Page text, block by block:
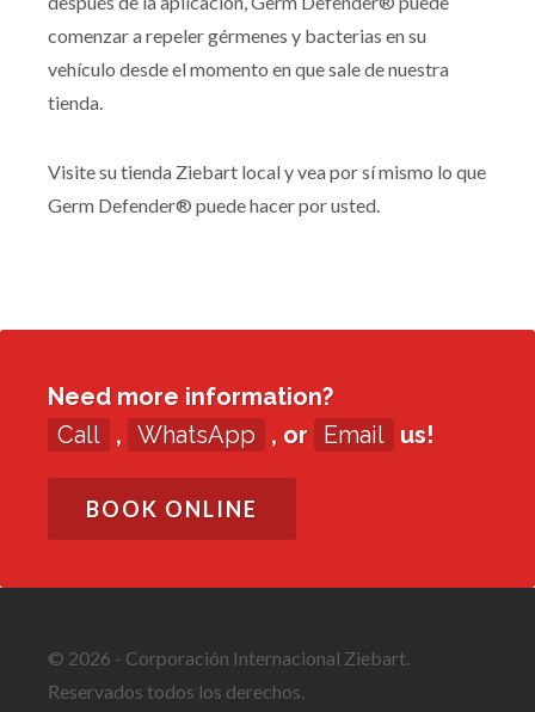
comenzar a repeler gérmenes y bacterias en su
vehículo desde el momento en que sale de nuestra
tienda.
Visite su tienda Ziebart local y vea por sí mismo lo que
Germ Defender® puede hacer por usted.
Need more information?
Call , WhatsApp , or Email us!
BOOK ONLINE
© 2026 - Corporación Internacional Ziebart.
Reservados todos los derechos.